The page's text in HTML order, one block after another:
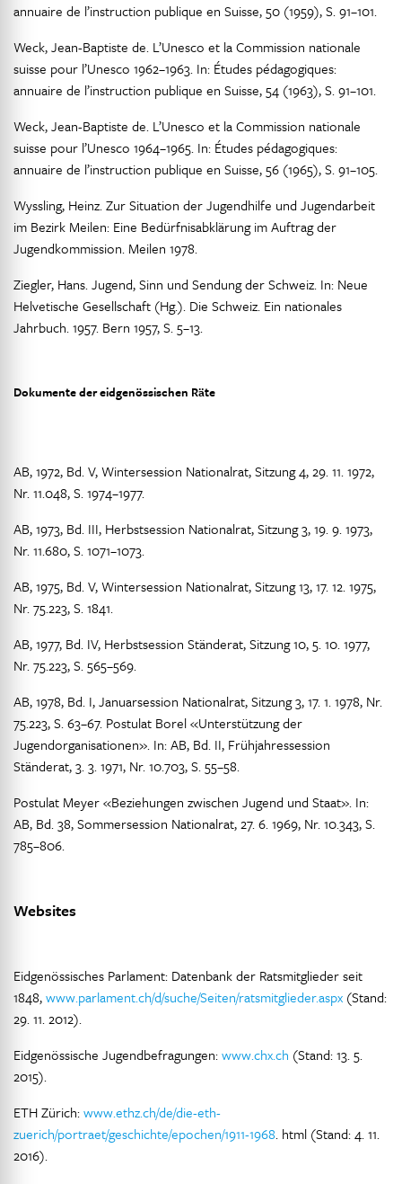
annuaire de l’instruction publique en Suisse, 50 (1959), S. 91–101.
Weck, Jean-Baptiste de. L’Unesco et la Commission nationale
suisse pour l’Unesco 1962–1963. In: Études pédagogiques:
annuaire de l’instruction publique en Suisse, 54 (1963), S. 91–101.
Weck, Jean-Baptiste de. L’Unesco et la Commission nationale
suisse pour l’Unesco 1964–1965. In: Études pédagogiques:
annuaire de l’instruction publique en Suisse, 56 (1965), S. 91–105.
Wyssling, Heinz. Zur Situation der Jugendhilfe und Jugendarbeit
im Bezirk Meilen: Eine Bedürfnisabklärung im Auftrag der
Jugendkommission. Meilen 1978.
Ziegler, Hans. Jugend, Sinn und Sendung der Schweiz. In: Neue
Helvetische Gesellschaft (Hg.). Die Schweiz. Ein nationales
Jahrbuch. 1957. Bern 1957, S. 5–13.
Dokumente der eidgenössischen Räte
AB, 1972, Bd. V, Wintersession Nationalrat, Sitzung 4, 29. 11. 1972,
Nr. 11.048, S. 1974–1977.
AB, 1973, Bd. III, Herbstsession Nationalrat, Sitzung 3, 19. 9. 1973,
Nr. 11.680, S. 1071–1073.
AB, 1975, Bd. V, Wintersession Nationalrat, Sitzung 13, 17. 12. 1975,
Nr. 75.223, S. 1841.
AB, 1977, Bd. IV, Herbstsession Ständerat, Sitzung 10, 5. 10. 1977,
Nr. 75.223, S. 565–569.
AB, 1978, Bd. I, Januarsession Nationalrat, Sitzung 3, 17. 1. 1978, Nr.
75.223, S. 63–67. Postulat Borel «Unterstützung der
Jugendorganisationen». In: AB, Bd. II, Frühjahressession
Ständerat, 3. 3. 1971, Nr. 10.703, S. 55–58.
Postulat Meyer «Beziehungen zwischen Jugend und Staat». In:
AB, Bd. 38, Sommersession Nationalrat, 27. 6. 1969, Nr. 10.343, S.
785–806.
Websites
Eidgenössisches Parlament: Datenbank der Ratsmitglieder seit
1848,www.parlament.ch/d/suche/Seiten/ratsmitglieder.aspx (Stand:
29. 11. 2012).
Eidgenössische Jugendbefragungen:www.chx.ch (Stand: 13. 5.
2015).
ETH Zürich:www.ethz.ch/de/die-eth-
zuerich/portraet/geschichte/epochen/1911-1968. html (Stand: 4. 11.
2016).